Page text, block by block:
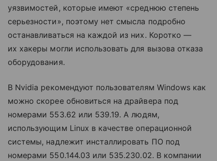
уязвимостей, которые имеют «среднюю степень
серьезности», поэтому нет смысла подробно
останавливаться на каждой из них. Коротко —
их хакеры могли использовать для вызова отказа
оборудования.
В Nvidia рекомендуют пользователям Windows как
можно скорее обновиться на драйвера под
номерами 553.62 или 539.19. А людям,
использующим Linux в качестве операционной
системы, надлежит инсталлировать ПО под
номерами 550.144.03 или 535.230.02. В компании